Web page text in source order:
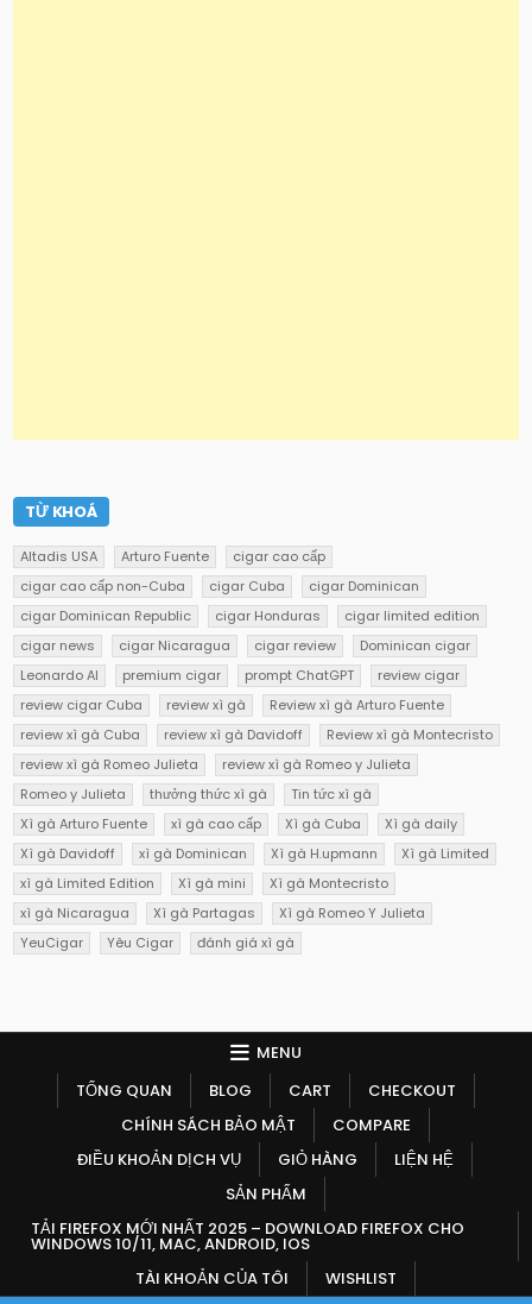
TỪ KHOÁ
Altadis USA Arturo Fuente
cigar cao cấp
cigar cao cấp non-Cuba
cigar Cuba
cigar Dominican
cigar Dominican Republic
cigar Honduras
cigar limited edition
cigar news
cigar Nicaragua cigar review
Dominican cigar
Leonardo AI
premium cigar prompt ChatGPT
review cigar
review cigar Cuba
review xì gà
Review xì gà Arturo Fuente
review xì gà Cuba
review xì gà Davidoff
Review xì gà Montecristo
review xì gà Romeo Julieta
review xì gà Romeo y Julieta
Romeo y Julieta
thưởng thức xì gà
Tin tức xì gà
Xì gà Arturo Fuente
xì gà cao cấp Xì gà Cuba
Xì gà daily
Xì gà Davidoff
xì gà Dominican Xì gà H.upmann
Xì gà Limited
xì gà Limited Edition
Xì gà mini
Xì gà Montecristo
xì gà Nicaragua
Xì gà Partagas
Xì gà Romeo Y Julieta
YeuCigar
Yêu Cigar đánh giá xì gà
MENU
TỔNG QUAN
BLOG CART
CHECKOUT
CHÍNH SÁCH BẢO MẬT
COMPARE
ĐIỀU KHOẢN DỊCH VỤ
GIỎ HÀNG
LIỆN HỆ
SẢN PHẨM
TẢI FIREFOX MỚI NHẤT 2025 – DOWNLOAD FIREFOX CHO
WINDOWS 10/11, MAC, ANDROID, IOS
TÀI KHOẢN CỦA TÔI
WISHLIST